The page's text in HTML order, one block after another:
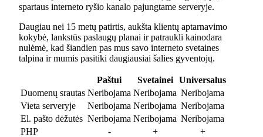
spartaus interneto ryšio kanalo pajungtame serveryje.
Daugiau nei 15 metų patirtis, aukšta klientų aptarnavimo
kokybė, lankstūs paslaugų planai ir patraukli kainodara
nulėmė, kad šiandien pas mus savo interneto svetaines
talpina ir mumis pasitiki daugiausiai šalies gyventojų.
Paštui Svetainei
Universalus
Duomenų srautas Neribojama Neribojama Neribojama
Vieta serveryje
Neribojama Neribojama Neribojama
El. pašto dėžutės Neribojama Neribojama Neribojama
PHP
- +
+